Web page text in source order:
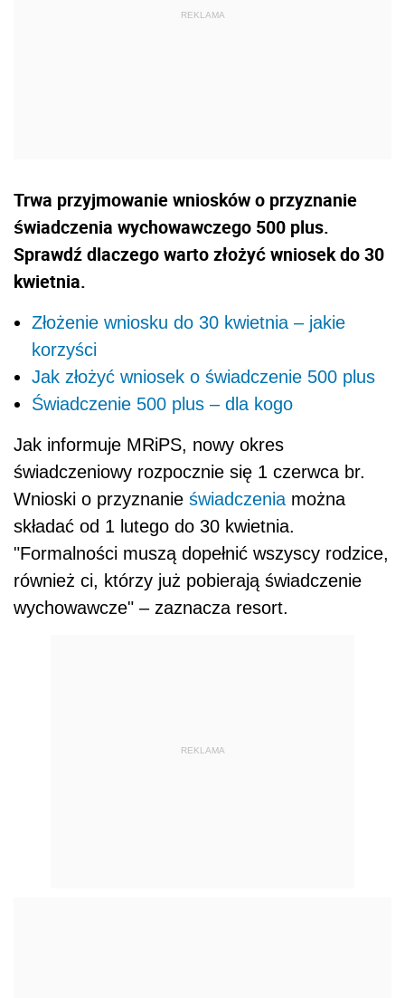
Trwa przyjmowanie wniosków o przyznanie
świadczenia wychowawczego 500 plus.
Sprawdź dlaczego warto złożyć wniosek do 30
kwietnia.
Złożenie wniosku do 30 kwietnia – jakie
korzyści
Jak złożyć wniosek o świadczenie 500 plus
Świadczenie 500 plus – dla kogo
Jak informuje MRiPS, nowy okres
świadczeniowy rozpocznie się 1 czerwca br.
Wnioski o przyznanie świadczenia można
składać od 1 lutego do 30 kwietnia.
"Formalności muszą dopełnić wszyscy rodzice,
również ci, którzy już pobierają świadczenie
wychowawcze" – zaznacza resort.
REKLAMA